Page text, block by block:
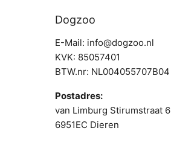
Dogzoo
E-Mail: info@dogzoo.nl
KVK: 85057401
BTW.nr: NL004055707B04
Postadres:
van Limburg Stirumstraat 6
6951EC Dieren